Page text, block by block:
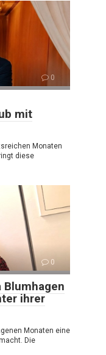
0
mit
Monaten
diese
0
Blumhagen
ihrer
Monaten eine
Die